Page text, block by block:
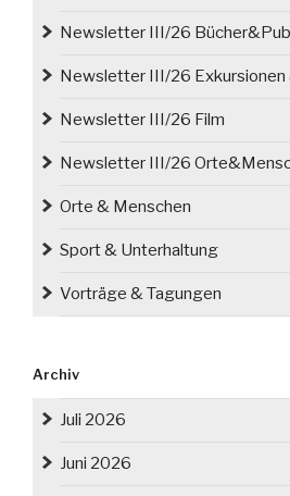
Newsletter III/26
Newsletter III/26 Exkursionen
Newsletter III/26 Film
Newsletter III/26
Orte & Menschen
Sport & Unterhaltung
Vorträge & Tagungen
Archiv
Juli 2026
Juni 2026